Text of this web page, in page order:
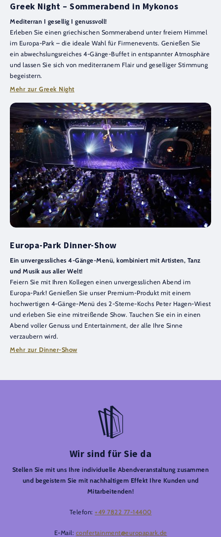
Greek Night – Sommerabend in Mykonos
Mediterran I gesellig I genussvoll!
Erleben Sie einen griechischen Sommerabend unter freiem Himmel
im Europa-Park – die ideale Wahl für Firmenevents. Genießen Sie
ein abwechslungsreiches 4-Gänge-Buffet in entspannter Atmosphäre
und lassen Sie sich von mediterranem Flair und geselliger Stimmung
begeistern.
Mehr zur Greek Night
Europa-Park Dinner-Show
Ein unvergessliches 4-Gänge-Menü, kombiniert mit Artisten, Tanz
und Musik aus aller Welt!
Feiern Sie mit Ihren Kollegen einen unvergesslichen Abend im
Europa-Park! Genießen Sie unser Premium-Produkt mit einem
hochwertigen 4-Gänge-Menü des 2-Sterne-Kochs Peter Hagen-Wiest
und erleben Sie eine mitreißende Show. Tauchen Sie ein in einen
Abend voller Genuss und Entertainment, der alle Ihre Sinne
verzaubern wird.
Mehr zur Dinner-Show
Wir sind für Sie da
Stellen Sie mit uns Ihre individuelle Abendveranstaltung zusammen
und begeistern Sie mit nachhaltigem Effekt Ihre Kunden und
Mitarbeitenden!
Telefon: +49 7822 77-14400
E-Mail: confertainment@europapark.de